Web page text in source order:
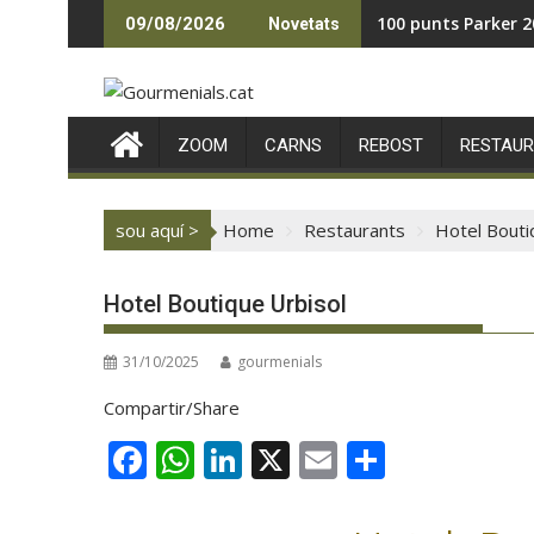
to
09/08/2026 Novetats 100 punts Parker
ZOOM CARNS REBOST
sou aquí > Home Restaurants Hotel
Hotel Boutique Urbisol
31/10/2025 gourmenials
Compartir/Share
F W Li X E